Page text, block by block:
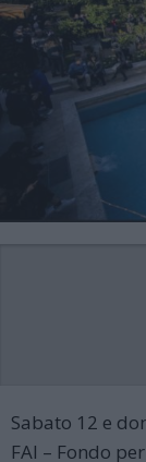
Sabato 12 e
FAI – Fondo